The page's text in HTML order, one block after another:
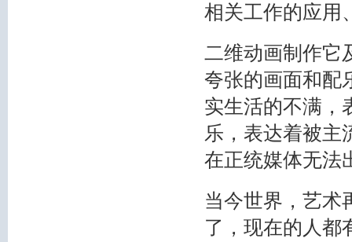
相关工作的应用
二维动画制作它
夸张的画面和配
实生活的不满，
乐，表达着被主
在正统媒体无法
当今世界，艺术
了，现在的人都